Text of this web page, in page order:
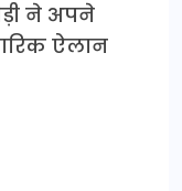
ने अपने
ऐलान